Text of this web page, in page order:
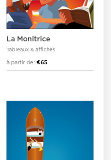
La Monitrice
Tableaux & affiches
à partir de: €65